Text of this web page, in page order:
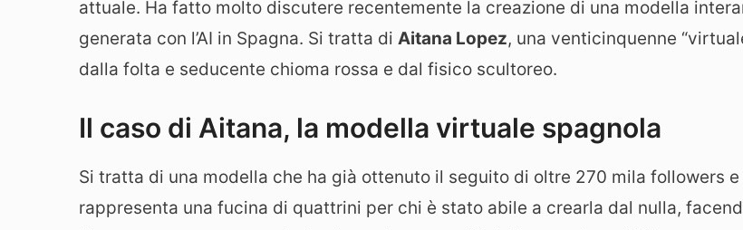
attuale. Ha fatto molto discutere recentemente la creazione di una modella
generata con l’AI in Spagna. Si tratta di Aitana Lopez, una venticinquenne
dalla folta e seducente chioma rossa e dal fisico scultoreo.
Il caso di Aitana, la modella virtuale spagnola
Si tratta di una modella che ha già ottenuto il seguito di oltre 270 mila followers e
rappresenta una fucina di quattrini per chi è stato abile a crearla dal nulla,